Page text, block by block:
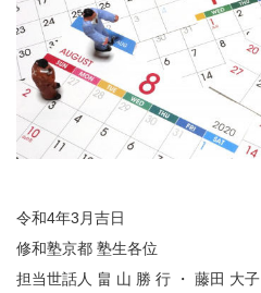
令和4年3月吉日
修和塾京都 塾生各位
担当世話人 畠 山 勝 行 ・ 藤田 大子